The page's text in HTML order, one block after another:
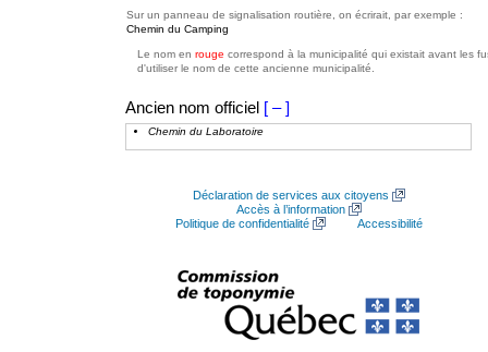
Sur un panneau de signalisation routière, on écrirait, par exemple :
Chemin du Camping
Le nom en rouge correspond à la municipalité qui existait avant les
d'utiliser le nom de cette ancienne municipalité.
Ancien nom officiel [ – ]
Chemin du Laboratoire
Déclaration de services aux citoyens
Accès à l’information
Politique de confidentialité
Accessibilité